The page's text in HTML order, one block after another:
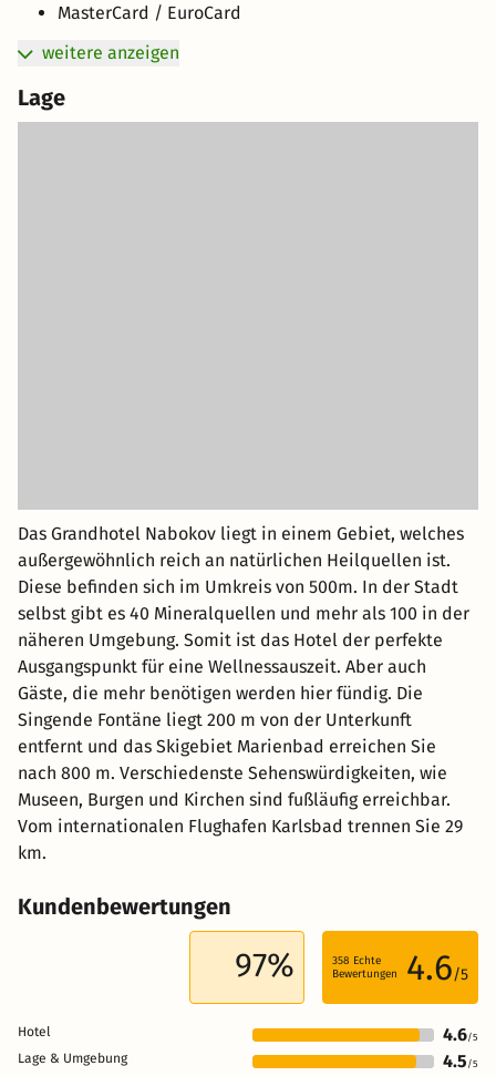
MasterCard / EuroCard
weitere anzeigen
Lage
Das Grandhotel Nabokov liegt in einem Gebiet, welches
außergewöhnlich reich an natürlichen Heilquellen ist.
Diese befinden sich im Umkreis von 500m. In der Stadt
selbst gibt es 40 Mineralquellen und mehr als 100 in der
näheren Umgebung. Somit ist das Hotel der perfekte
Ausgangspunkt für eine Wellnessauszeit. Aber auch
Gäste, die mehr benötigen werden hier fündig. Die
Singende Fontäne liegt 200 m von der Unterkunft
entfernt und das Skigebiet Marienbad erreichen Sie
nach 800 m. Verschiedenste Sehenswürdigkeiten, wie
Museen, Burgen und Kirchen sind fußläufig erreichbar.
Vom internationalen Flughafen Karlsbad trennen Sie 29
km.
Kundenbewertungen
97% 358 Echte
Bewertungen
4.6/5
Hotel 4.6/5
Lage & Umgebung 4.5 /5